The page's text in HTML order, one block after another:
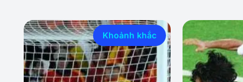
Khoảnh khắc